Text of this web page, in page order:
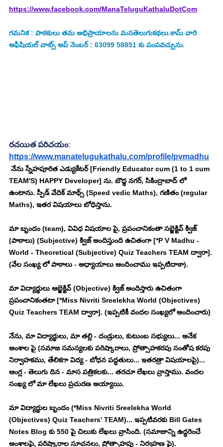
https://www.facebook.com/ManaTeluguKathaluDotCom
గమనిక : పాఠకులు తమ అభిప్రాయాలను మనతెలుగుకథలు.కామ్ వారి
అఫీషియల్ వాట్స్ అప్ నెంబర్ : 63099 58851 కు పంపవచ్చును.
రచయిత పరిచయం:
https://www.manatelugukathalu.com/profile/pvmadhu
నేను స్నేహపూరిత ఎడ్యుకేటర్ [Friendly Educator cum (1 to 1 cum
TEAM'S) HAPPY Developer] ను. బౌధ్ధ నగర్, సికింద్రాబాద్ లో
ఉంటాను. స్పీడ్ వేదిక్ మాథ్స్ (Speed vedic Maths), గణితం (regular
Maths), ఇతర విషయాలు బోధిస్తాను.
మా బృందం (team), వివిధ విషయాల పై, ప్రపంచానికంతా సబ్జెక్టివ్ క్విజ్
(పాఠాలు) (Subjective) క్విజ్ అందిస్తుంది ఉచితంగా [*P V Madhu -
World - Theoretical (Subjective) Quiz Teachers TEAM ద్వారా].
(వేల సంఖ్య లో పాఠాలు - అధ్యాయాలు అందించాము ఇప్పటిదాకా).
మా విద్యార్థులు ఆబ్జెక్టివ్ (Objective) క్విజ్ అందిస్తారు ఉచితంగా
ప్రపంచానికంతటా [*Miss Nivriti Sreelekha World (Objectives)
Quiz Teachers TEAM ద్వారా]. (ఇప్పటికీ వందల సంఖ్యలో అందించారు)
నేను, మా విద్యార్థులు, మా తల్లి - దండ్రులు, కుటుంబ సభ్యులు... అనేక
అంశాల పై (సమాజ సమస్యలకు పరిష్కారాలు, ప్రోత్సాహకరపు సంతోష కరపు
నిర్వాహకము, తేలికగా విద్య - బోధన పద్ధతులు... ఇతరత్రా విషయాలపై)...
ఆంగ్ల - తెలుగు దిన - మాస పత్రికలకు... తరచూ లేఖలు వ్రాస్తాము. వందల
సంఖ్య లో మా లేఖలు ప్రచురణ అయ్యాయి.
మా విద్యార్థుల బృందం (*Miss Nivriti Sreelekha World
(Objectives) Quiz Teachers' TEAM)... ఇప్పటివరకు Bill Gates
Notes Blog కు 550 పై చిలుకు లేఖలు వ్రాసింది. (సమాజాన్ని ఉద్ధరించే
అంశాలపై, పరిష్కారాల సూచనలు, ప్రోత్సాహపు - నిర్వహణ పై).